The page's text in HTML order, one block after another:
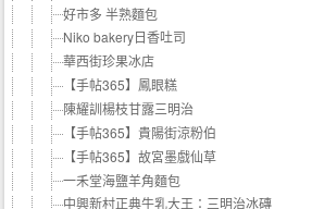
好市多 半熟麵包
Niko bakery日香吐司
華西街珍果冰店
【手帖365】鳳眼糕
陳耀訓楊枝甘露三明治
【手帖365】貴陽街涼粉伯
【手帖365】故宮墨戲仙草
一禾堂海鹽羊角麵包
中興新村正典牛乳大王：三明治冰磚